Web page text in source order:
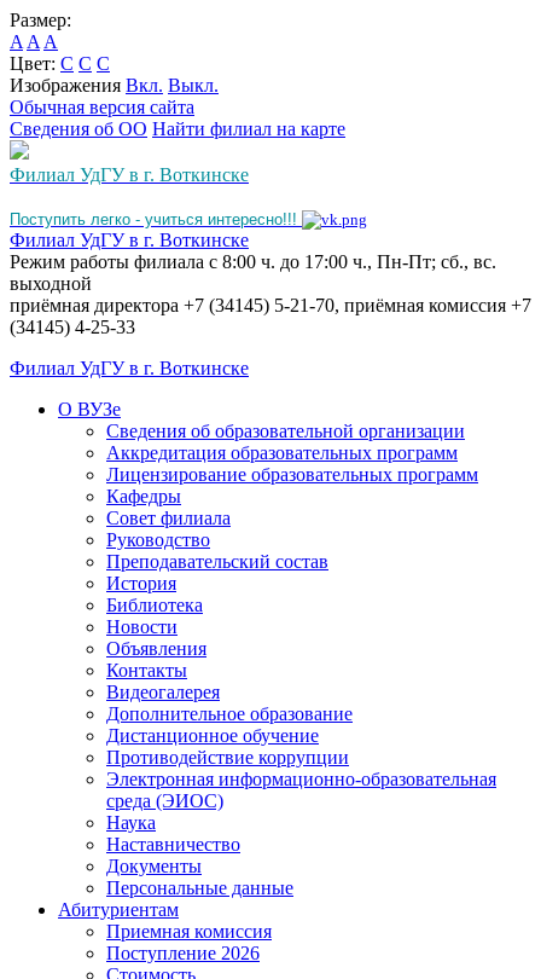
Размер:
A A A
Цвет: C C C
Изображения Вкл. Выкл.
Обычная версия сайта
Сведения об ОО Найти филиал на карте
Филиал УдГУ в г. Воткинске
Поступить легко - учиться интересно!!!
Филиал УдГУ в г. Воткинске
Режим работы филиала с 8:00 ч. до 17:00 ч., Пн-Пт; сб., вс.
выходной
приёмная директора +7 (34145) 5-21-70, приёмная комиссия +7
(34145) 4-25-33
Филиал УдГУ в г. Воткинске
О ВУЗе
Сведения об образовательной организации
Аккредитация образовательных программ
Лицензирование образовательных программ
Кафедры
Совет филиала
Руководство
Преподавательский состав
История
Библиотека
Новости
Объявления
Контакты
Видеогалерея
Дополнительное образование
Дистанционное обучение
Противодействие коррупции
Электронная информационно-образовательная
среда (ЭИОС)
Наука
Наставничество
Документы
Персональные данные
Абитуриентам
Приемная комиссия
Поступление 2026
Стоимость